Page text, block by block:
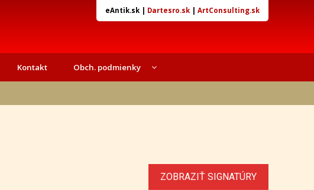
eAntik.sk| Dartesro.sk| ArtConsulting.sk
Kontakt Obch. podmienky
ZOBRAZIŤ SIGNATÚRY